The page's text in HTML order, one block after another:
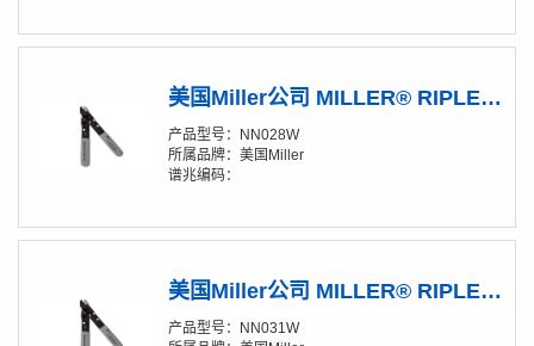
美国Miller公司 MILLER® RIPLEY® NN028W系列无刻痕剥线钳
产品型号：NN028W
所属品牌：美国Miller
谱兆编码：
美国Miller公司 MILLER® RIPLEY® NN031W系列无刻痕剥线钳
产品型号：NN031W